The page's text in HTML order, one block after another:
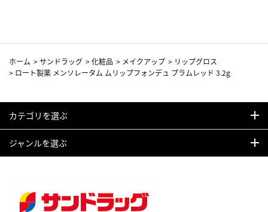
ホーム >サンドラッグ >化粧品 > メイクアップ > リップグロス
> ロート製薬 メンソレータム ムリップフォンデュ プラムレッド 3.2g
カテゴリを選ぶ
ジャンルを選ぶ